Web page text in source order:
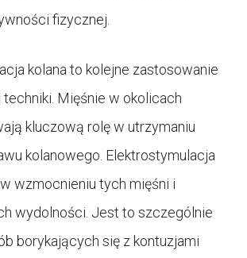
fizycznej.
kolana to kolejne zastosowanie
Mięśnie w okolicach
kluczową rolę w utrzymaniu
kolanowego. Elektrostymulacja
wzmocnieniu tych mięśni i
wydolności. Jest to szczególnie
borykających się z kontuzjami